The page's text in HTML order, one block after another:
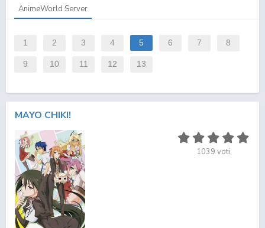
AnimeWorld Server
1 2 3 4 5 6 7 8
9 10 11 12 13
MAYO CHIKI!
1039 voti